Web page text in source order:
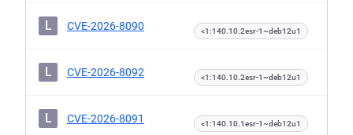
L CVE-2026-8090 <1:140.10.2esr-1~deb12u1
L CVE-2026-8092 <1:140.10.2esr-1~deb12u1
L CVE-2026-8091 <1:140.10.1esr-1~deb12u1